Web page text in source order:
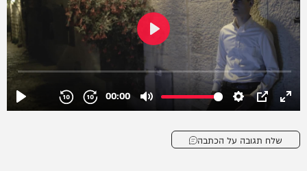
שלח תגובה על הכתבה